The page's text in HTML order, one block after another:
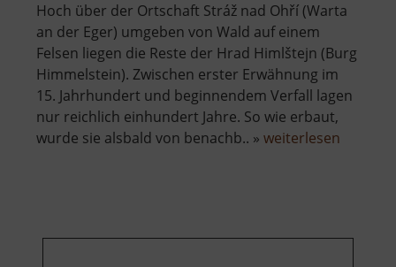
Hoch über der Ortschaft Stráž nad Ohří (Warta
an der Eger) umgeben von Wald auf einem
Felsen liegen die Reste der Hrad Himlštejn (Burg
Himmelstein). Zwischen erster Erwähnung im
15. Jahrhundert und beginnendem Verfall lagen
nur reichlich einhundert Jahre. So wie erbaut,
wurde sie alsbald von benachb.. » weiterlesen